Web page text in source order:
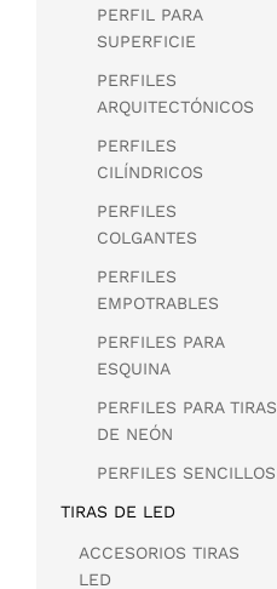
PERFIL PARA
SUPERFICIE
PERFILES
ARQUITECTÓNICOS
PERFILES
CILÍNDRICOS
PERFILES
COLGANTES
PERFILES
EMPOTRABLES
PERFILES PARA
ESQUINA
PERFILES PARA TIRAS
DE NEÓN
PERFILES SENCILLOS
TIRAS DE LED
ACCESORIOS TIRAS
LED